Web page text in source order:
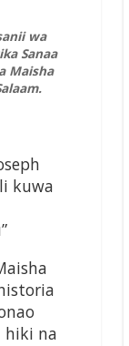
wa
Sanaa
Maisha
kuwa
hiki na